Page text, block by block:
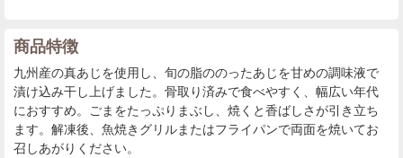
商品特徴
九州産の真あじを使用し、旬の脂ののったあじを甘めの調味液で
漬け込み干し上げました。骨取り済みで食べやすく、幅広い年代
におすすめ。ごまをたっぷりまぶし、焼くと香ばしさが引き立ち
ます。解凍後、魚焼きグリルまたはフライパンで両面を焼いてお
召しあがりください。